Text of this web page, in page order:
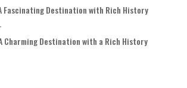
Fascinating Destination with Rich History
Charming Destination with a Rich History